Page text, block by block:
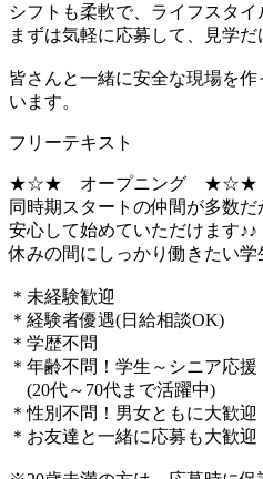
シフトも柔軟で、ライフスタイ
まずは気軽に応募して、見学だ
皆さんと一緒に安全な現場を
います。
フリーテキスト
★☆★ オープニング ★☆★
同時期スタートの仲間が多数だ
安心して始めていただけます♪♪
休みの間にしっかり働きたい
＊未経験歓迎
＊経験者優遇(日給相談OK)
＊学歴不問
＊年齢不問！学生～シニア応援
(20代～70代まで活躍中)
＊性別不問！男女ともに大歓迎
＊お友達と一緒に応募も大歓迎